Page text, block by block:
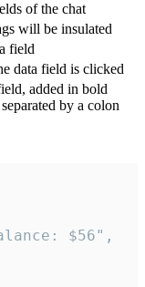
of the chat
will be insulated
field
data field is clicked
added in bold
by a colon
$56",